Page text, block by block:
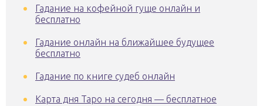
Гадание на кофейной гуще онлайн и
бесплатно
Гадание онлайн на ближайшее будущее
бесплатно
Гадание по книге судеб онлайн
Карта дня Таро на сегодня — бесплатное